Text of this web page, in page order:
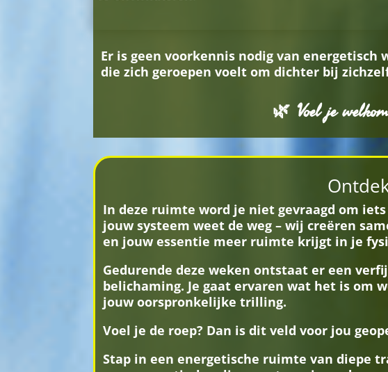
Er is geen voorkennis nodig van
die zich geroepen voelt om dichter bij
🌿 Voel je
In deze ruimte word je niet gevraagd om
jouw systeem weet de weg – wij creëren
en jouw essentie meer ruimte krijgt in je
Gedurende deze weken ontstaat er een
belichaming. Je gaat ervaren wat het is om
jouw oorspronkelijke trilling.
Voel je de roep? Dan is dit veld voor jou
Stap in een energetische ruimte van diepe